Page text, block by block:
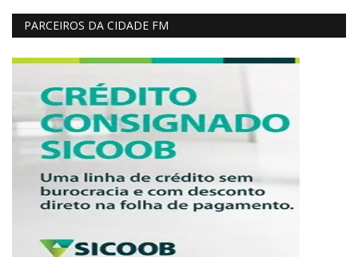
PARCEIROS DA CIDADE FM